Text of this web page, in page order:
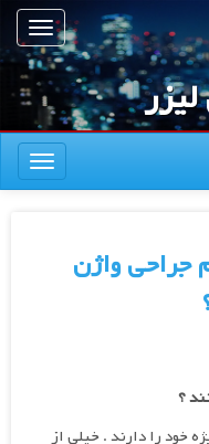
ناوبری
ناوبری
جراحی واژن
؟
خود را دارند . خیلی از